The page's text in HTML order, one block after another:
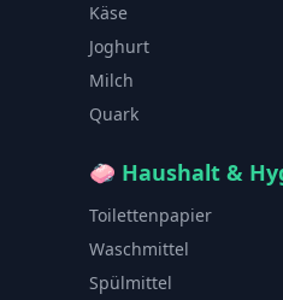
Käse
Joghurt
Milch
Quark
🧼 Haushalt &
Toilettenpapier
Waschmittel
Spülmittel